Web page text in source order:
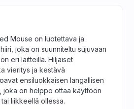
Mouse on luotettava ja
joka on suunniteltu sujuvaan
eri laitteilla. Hiljaiset
vieritys ja kestävä
ensiluokkaisen langallisen
joka on helppo ottaa käyttöön
liikkeellä ollessa.